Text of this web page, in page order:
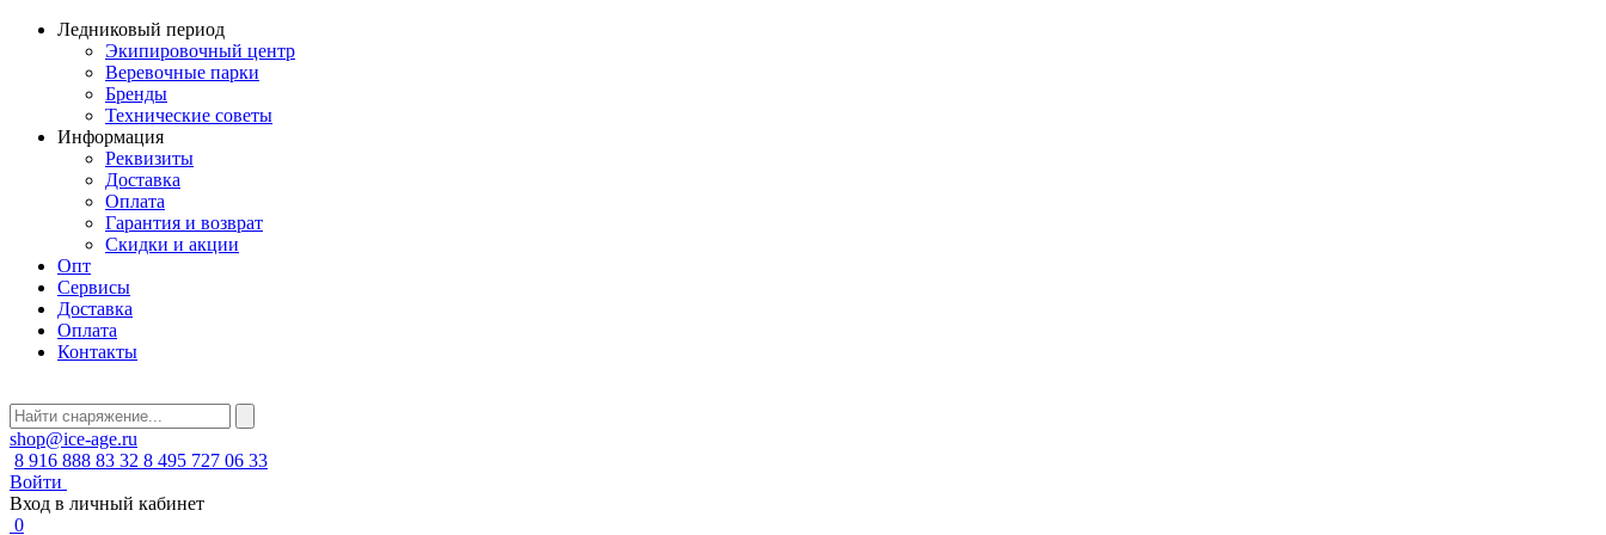
Ледниковый период
Экипировочный центр
Веревочные парки
Бренды
Технические советы
Информация
Реквизиты
Доставка
Оплата
Гарантия и возврат
Скидки и акции
Опт
Сервисы
Доставка
Оплата
Контакты
shop@ice-age.ru
8 916 888 83 32 8 495 727 06 33
Войти
Вход в личный кабинет
0